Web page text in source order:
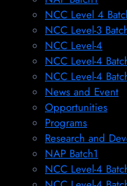
NCC Level 4
NCC Level-3
NCC Level-4
NCC Level-4
NCC Level-4
News and Event
Opportunities
Programs
Research and
NAP Batch1
NCC Level-4